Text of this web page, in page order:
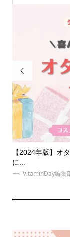

ジャンル・価格別